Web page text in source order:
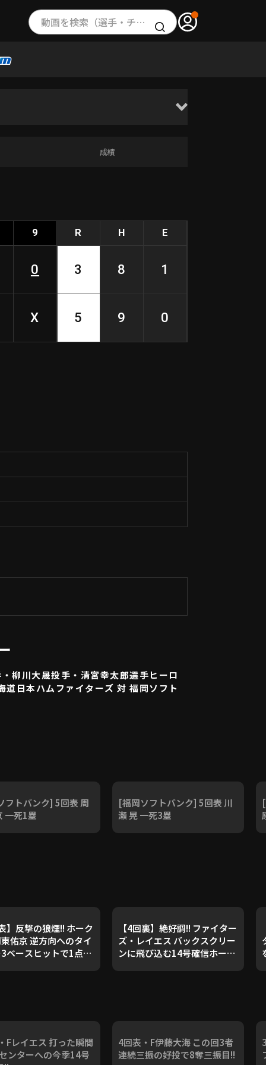
動画を検索（選手・チーム・プレー内容…）
成績
9 R H E
0 3 8 1
X 5 9 0
柳川大晟投手・清宮幸太郎選手ヒーロ
日本ハムファイターズ 対 福岡ソフト
フトバンク] 5回表 周
一死1塁
[福岡ソフトバンク] 5回表 川
瀬 晃 一死3塁
】反撃の狼煙!! ホーク
佑京 逆方向へのタイ
ベースヒットで1点を
【4回裏】絶好調!! ファイター
ズ・レイエス バックスクリー
ンに飛び込む14号確信ホーム
Fレイエス 打った瞬間
ンターへの今季14号
4回表・F伊藤大海 この回3者
連続三振の好投で8奪三振目!!